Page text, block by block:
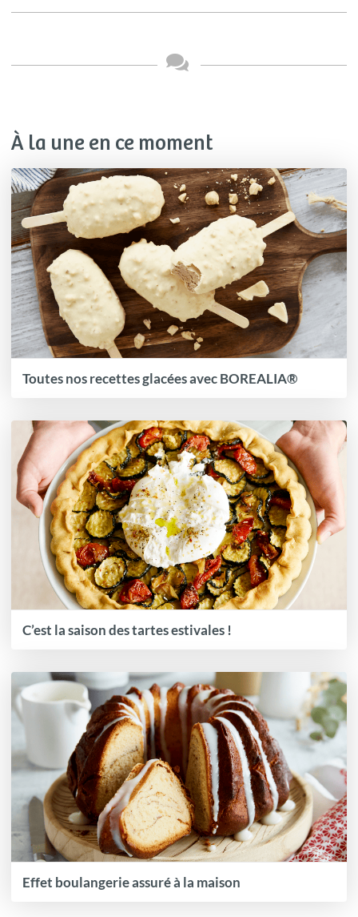
À la une en ce moment
Toutes nos recettes glacées avec BOREALIA®
C’est la saison des tartes estivales !
Effet boulangerie assuré à la maison